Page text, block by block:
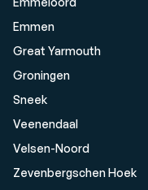
Emmen
Great Yarmouth
Groningen
Sneek
Veenendaal
Velsen-Noord
Zevenbergschen Hoek